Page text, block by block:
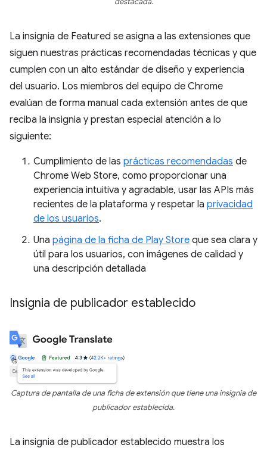
La insignia de Featured se asigna a las extensiones que
siguen nuestras prácticas recomendadas técnicas y que
cumplen con un alto estándar de diseño y experiencia
del usuario. Los miembros del equipo de Chrome
evalúan de forma manual cada extensión antes de que
reciba la insignia y prestan especial atención a lo
siguiente:
Cumplimiento de las prácticas recomendadas de
Chrome Web Store, como proporcionar una
experiencia intuitiva y agradable, usar las APIs más
recientes de la plataforma y respetar la privacidad
de los usuarios.
Una página de la ficha de Play Store que sea clara y
útil para los usuarios, con imágenes de calidad y
una descripción detallada
Insignia de publicador establecido
Captura de pantalla de una ficha de extensión que tiene una insignia de
publicador establecida.
La insignia de publicador establecido muestra los